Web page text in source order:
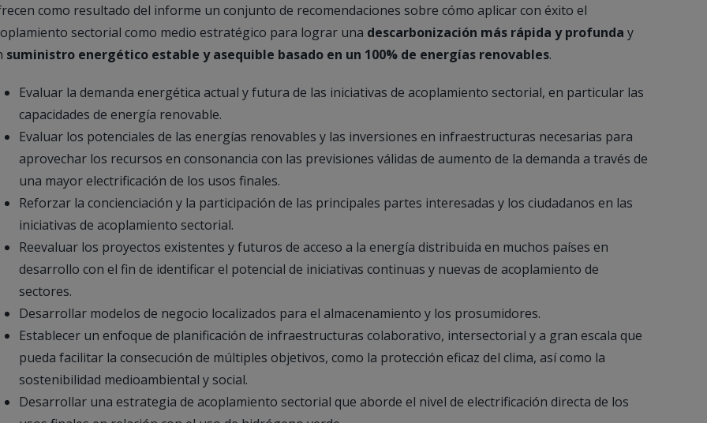
como resultado del informe un conjunto de recomendaciones sobre cómo aplicar con éxito el
sectorial como medio estratégico para lograr una descarbonización más rápida y profunda y
suministro energético estable y asequible basado en un 100% de energías renovables.
Evaluar la demanda energética actual y futura de las iniciativas de acoplamiento sectorial, en particular las
capacidades de energía renovable.
Evaluar los potenciales de las energías renovables y las inversiones en infraestructuras necesarias para
aprovechar los recursos en consonancia con las previsiones válidas de aumento de la demanda a través de
una mayor electrificación de los usos finales.
Reforzar la concienciación y la participación de las principales partes interesadas y los ciudadanos en las
iniciativas de acoplamiento sectorial.
Reevaluar los proyectos existentes y futuros de acceso a la energía distribuida en muchos países en
desarrollo con el fin de identificar el potencial de iniciativas continuas y nuevas de acoplamiento de
sectores.
Desarrollar modelos de negocio localizados para el almacenamiento y los prosumidores.
Establecer un enfoque de planificación de infraestructuras colaborativo, intersectorial y a gran escala que
pueda facilitar la consecución de múltiples objetivos, como la protección eficaz del clima, así como la
sostenibilidad medioambiental y social.
Desarrollar una estrategia de acoplamiento sectorial que aborde el nivel de electrificación directa de los